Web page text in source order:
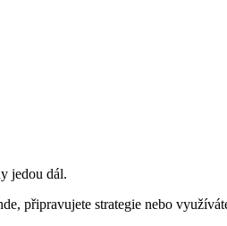
jedou dál.
připravujete strategie nebo